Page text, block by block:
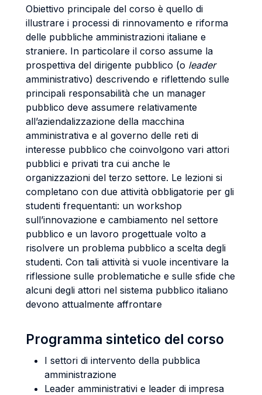
Obiettivo principale del corso è quello di
illustrare i processi di rinnovamento e riforma
delle pubbliche amministrazioni italiane e
straniere. In particolare il corso assume la
prospettiva del dirigente pubblico (o leader
amministrativo) descrivendo e riflettendo sulle
principali responsabilità che un manager
pubblico deve assumere relativamente
all’aziendalizzazione della macchina
amministrativa e al governo delle reti di
interesse pubblico che coinvolgono vari attori
pubblici e privati tra cui anche le
organizzazioni del terzo settore. Le lezioni si
completano con due attività obbligatorie per gli
studenti frequentanti: un workshop
sull’innovazione e cambiamento nel settore
pubblico e un lavoro progettuale volto a
risolvere un problema pubblico a scelta degli
studenti. Con tali attività si vuole incentivare la
riflessione sulle problematiche e sulle sfide che
alcuni degli attori nel sistema pubblico italiano
devono attualmente affrontare
Programma sintetico del corso
I settori di intervento della pubblica
amministrazione
Leader amministrativi e leader di impresa